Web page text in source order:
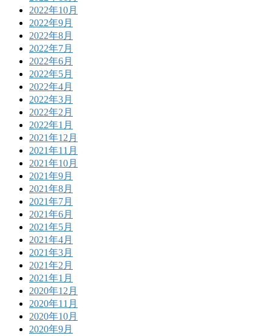
2022年10月
2022年9月
2022年8月
2022年7月
2022年6月
2022年5月
2022年4月
2022年3月
2022年2月
2022年1月
2021年12月
2021年11月
2021年10月
2021年9月
2021年8月
2021年7月
2021年6月
2021年5月
2021年4月
2021年3月
2021年2月
2021年1月
2020年12月
2020年11月
2020年10月
2020年9月